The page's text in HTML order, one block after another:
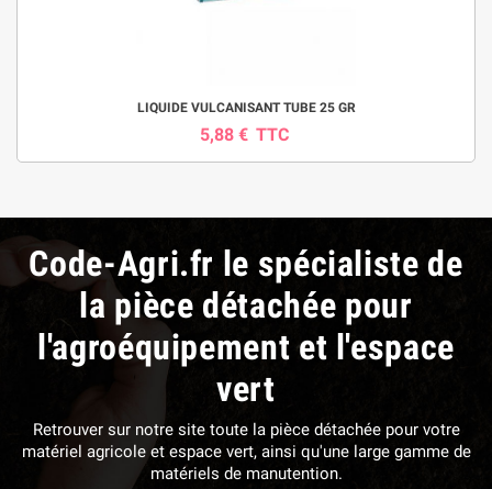
LIQUIDE VULCANISANT TUBE 25 GR
5,88 € TTC
Code-Agri.fr le spécialiste de
la pièce détachée pour
l'agroéquipement et l'espace
vert
Retrouver sur notre site toute la pièce détachée pour votre
matériel agricole et espace vert, ainsi qu'une large gamme de
matériels de manutention.